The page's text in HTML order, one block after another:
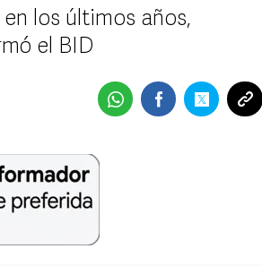
los últimos años,
el BID